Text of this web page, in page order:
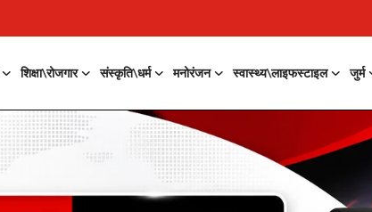
शिक्षा\रोजगार संस्कृति\धर्म मनोरंजन स्वास्थ्य\लाइफस्टाइल जुर्म